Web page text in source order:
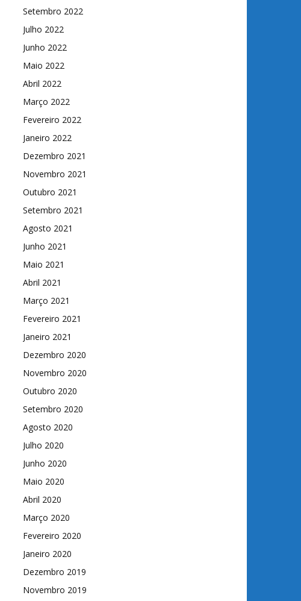
Setembro 2022
Julho 2022
Junho 2022
Maio 2022
Abril 2022
Março 2022
Fevereiro 2022
Janeiro 2022
Dezembro 2021
Novembro 2021
Outubro 2021
Setembro 2021
Agosto 2021
Junho 2021
Maio 2021
Abril 2021
Março 2021
Fevereiro 2021
Janeiro 2021
Dezembro 2020
Novembro 2020
Outubro 2020
Setembro 2020
Agosto 2020
Julho 2020
Junho 2020
Maio 2020
Abril 2020
Março 2020
Fevereiro 2020
Janeiro 2020
Dezembro 2019
Novembro 2019